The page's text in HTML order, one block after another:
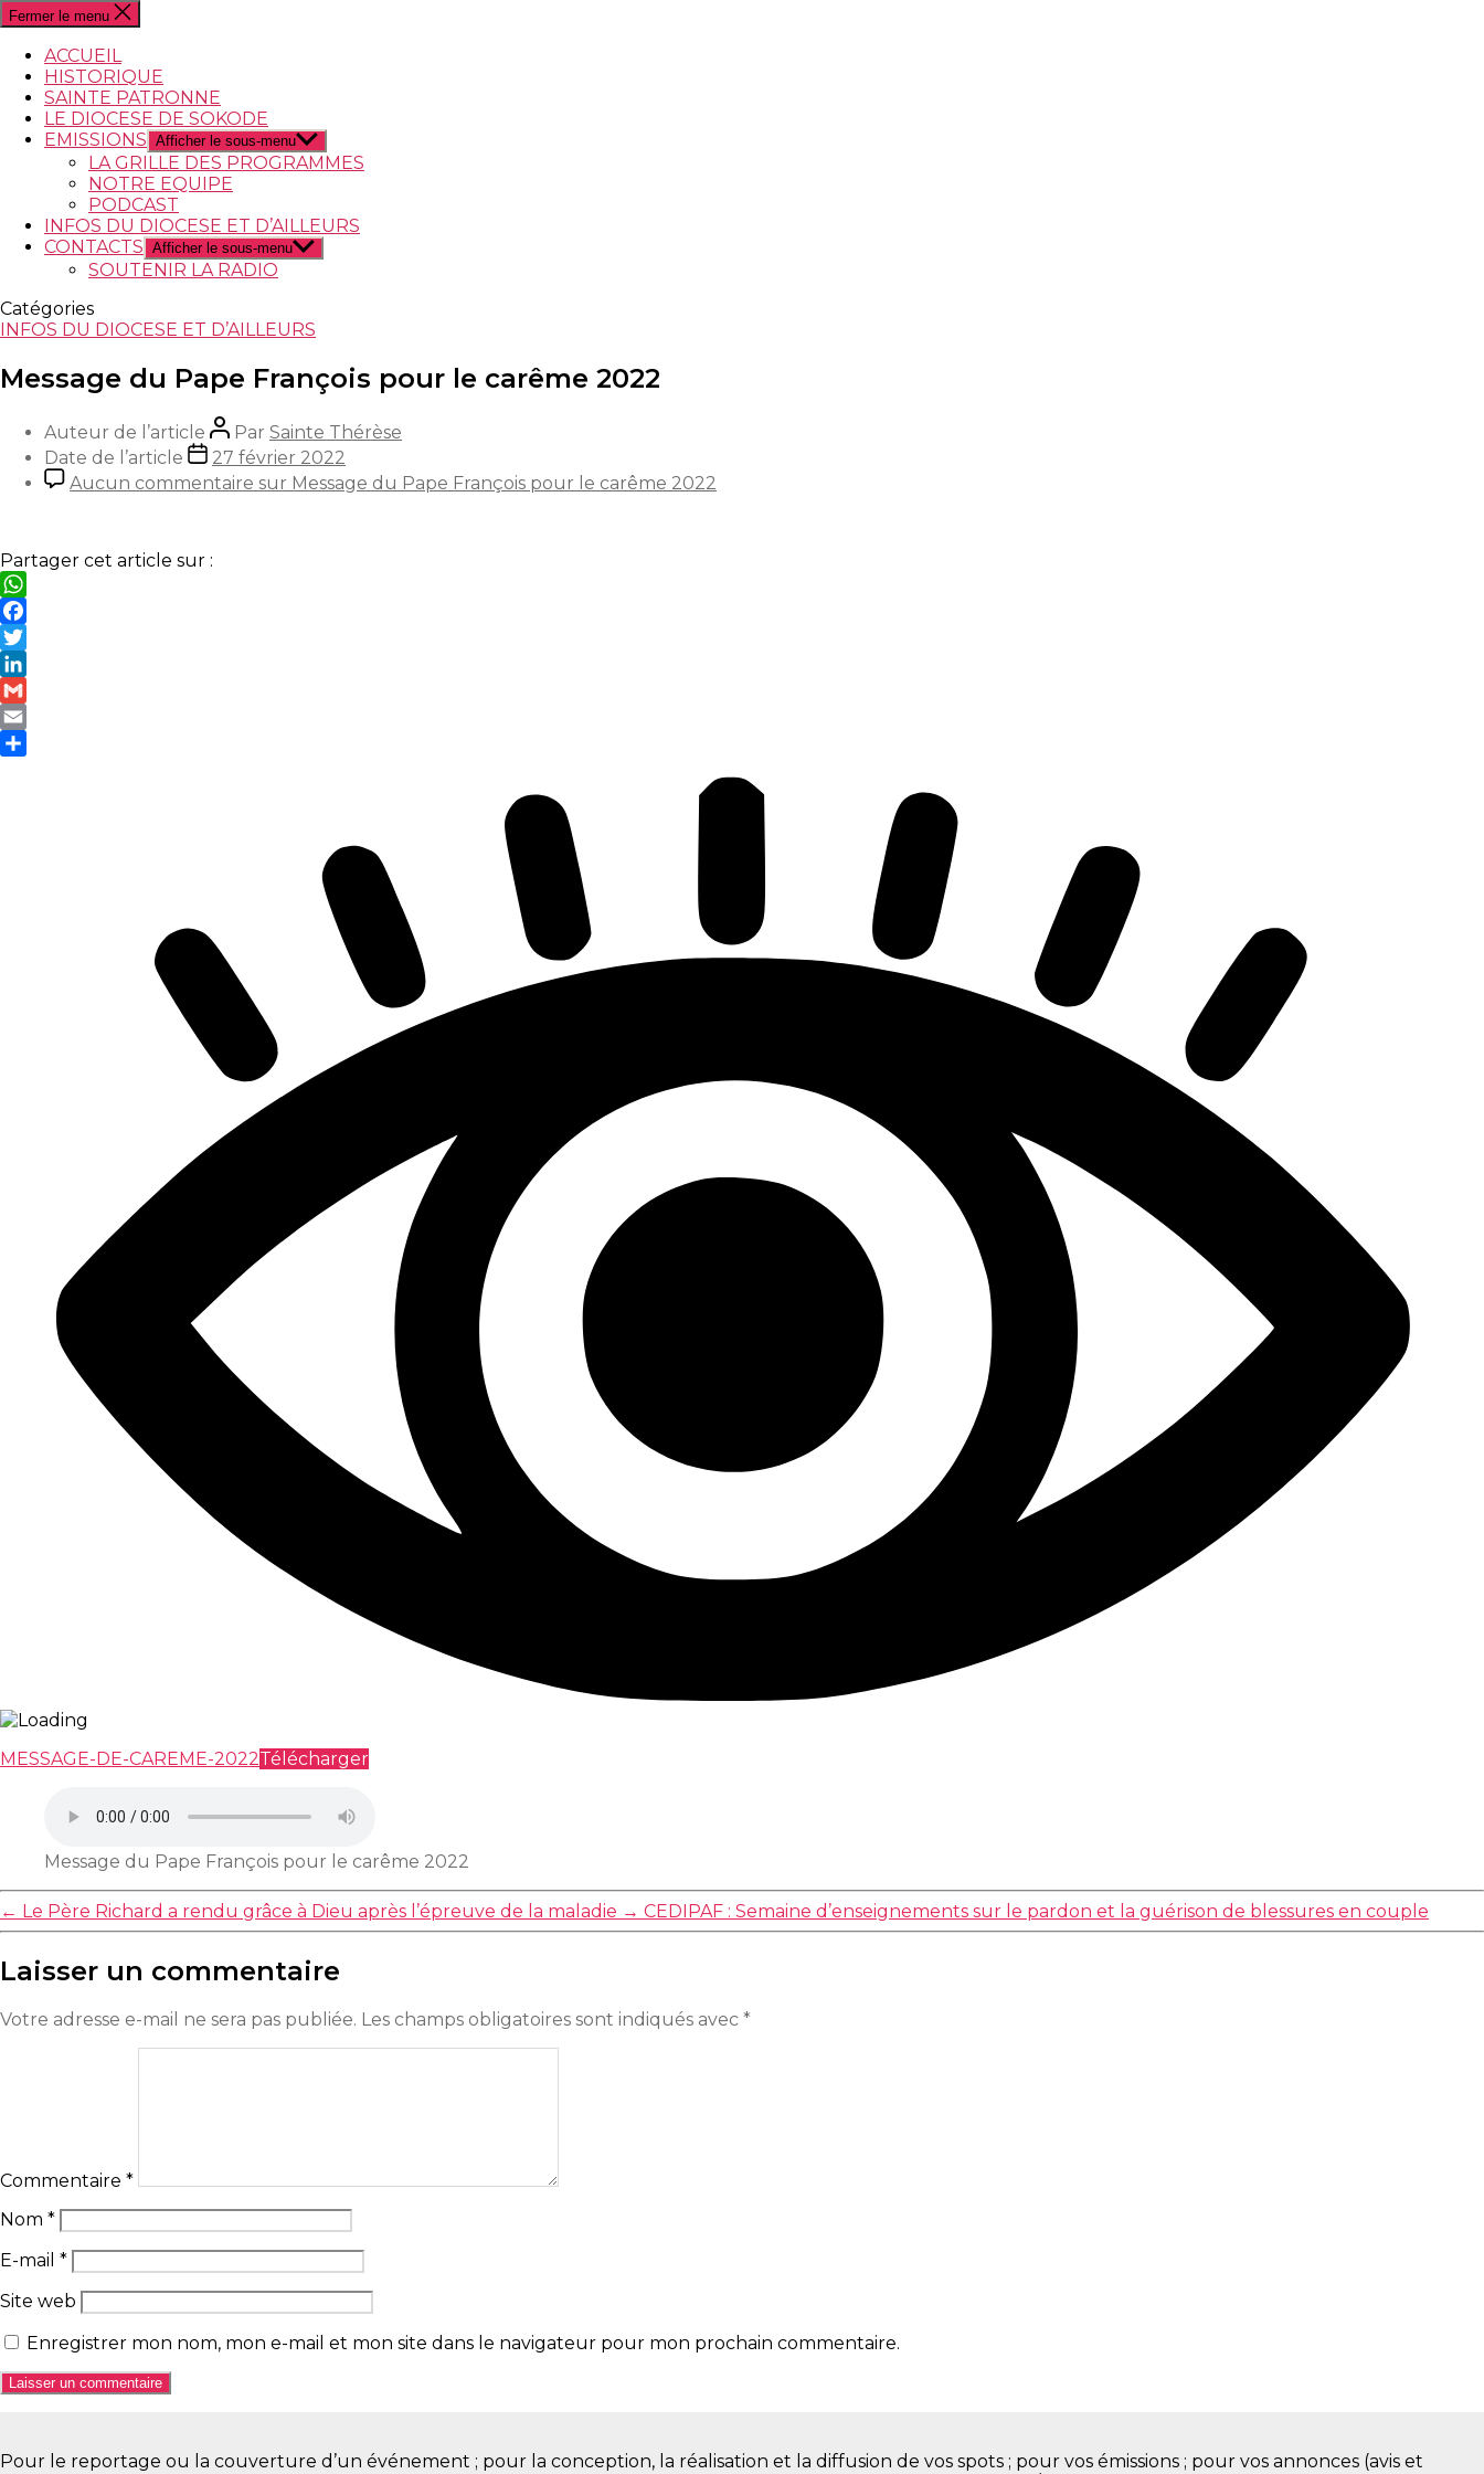
Fermer le menu
ACCUEIL
HISTORIQUE
SAINTE PATRONNE
LE DIOCESE DE SOKODE
EMISSIONS Afficher le sous-menu
LA GRILLE DES PROGRAMMES
NOTRE EQUIPE
PODCAST
INFOS DU DIOCESE ET D’AILLEURS
CONTACTS Afficher le sous-menu
SOUTENIR LA RADIO
Catégories
INFOS DU DIOCESE ET D’AILLEURS
Message du Pape François pour le carême 2022
Auteur de l’article Par Sainte Thérèse
Date de l’article
27 février 2022
Aucun commentaire sur Message du Pape François pour le carême 2022
Partager cet article sur :
WhatsApp
Facebook
Twitter
LinkedIn
Gmail
Email
MESSAGE-DE-CAREME-2022Télécharger
Message du Pape François pour le carême 2022
← Le Père Richard a rendu grâce à Dieu après l’épreuve de la maladie → CEDIPAF : Semaine d’enseignements sur le pardon et la guérison de blessures en couple
Laisser un commentaire
Votre adresse e-mail ne sera pas publiée. Les champs obligatoires sont indiqués avec *
Commentaire *
Nom *
E-mail *
Site web
Enregistrer mon nom, mon e-mail et mon site dans le navigateur pour mon prochain commentaire.
Pour le reportage ou la couverture d’un événement ; pour la conception, la réalisation et la diffusion de vos spots ; pour vos émissions ; pour vos annonces (avis et